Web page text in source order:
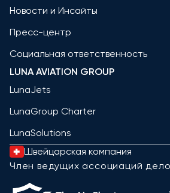
Новости и Инсайты
Пресс-центр
Социальная ответственность
LUNA AVIATION GROUP
LunaJets
LunaGroup Charter
LunaSolutions
Швейцарская компания
Член ведущих ассоциаций